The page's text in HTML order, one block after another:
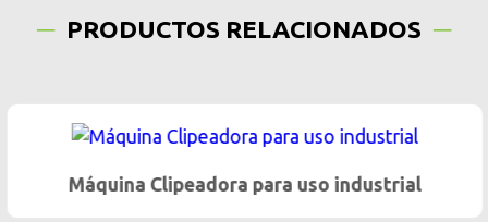
PRODUCTOS RELACIONADOS
Máquina Clipeadora para uso industrial